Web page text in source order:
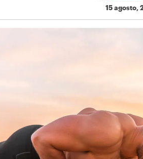
15 agosto,